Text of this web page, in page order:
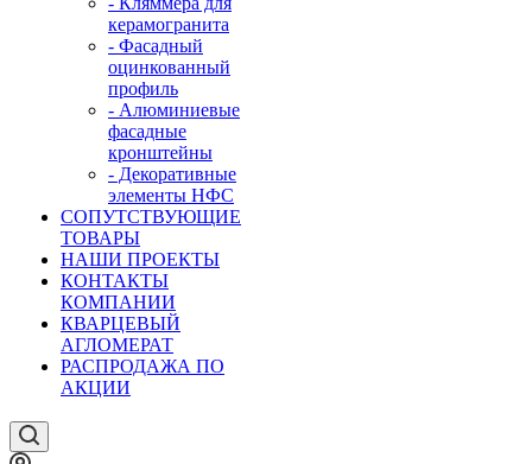
керамогранита
- Фасадный
оцинкованный
профиль
- Алюминиевые
фасадные
кронштейны
- Декоративные
элементы НФС
СОПУТСТВУЮЩИЕ
ТОВАРЫ
НАШИ ПРОЕКТЫ
КОНТАКТЫ
КОМПАНИИ
КВАРЦЕВЫЙ
АГЛОМЕРАТ
РАСПРОДАЖА ПО
АКЦИИ